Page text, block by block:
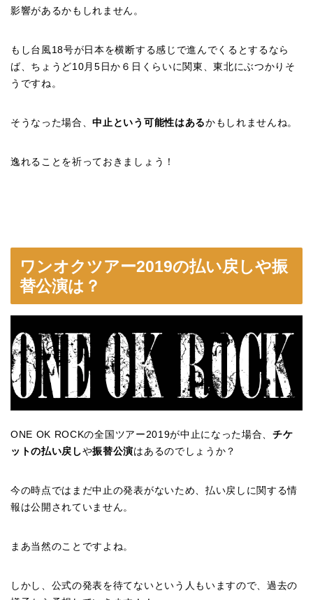
影響があるかもしれません。
もし台風18号が日本を横断する感じで進んでくるとするなら
ば、ちょうど10月5日か６日くらいに関東、東北にぶつかりそ
うですね。
そうなった場合、中止という可能性はあるかもしれませんね。
逸れることを祈っておきましょう！
ワンオクツアー2019の払い戻しや振
替公演は？
ONE OK ROCKの全国ツアー2019が中止になった場合、チケ
ットの払い戻しや振替公演はあるのでしょうか？
今の時点ではまだ中止の発表がないため、払い戻しに関する情
報は公開されていません。
まあ当然のことですよね。
しかし、公式の発表を待てないという人もいますので、過去の